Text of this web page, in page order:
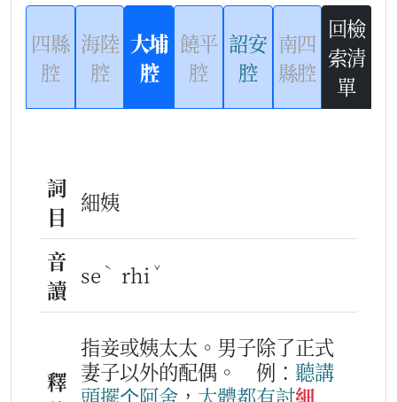
四縣
腔
海陸
腔
大埔
腔
饒平
腔
詔安
腔
南四
縣腔
回檢
索清
單
詞
目
細姨
音
讀
se ˋ rhi ˇ
釋
指妾或姨太太。男子除了正式
妻子以外的配偶。
例： 聽講
頭擺个阿舍 ， 大體都有討細